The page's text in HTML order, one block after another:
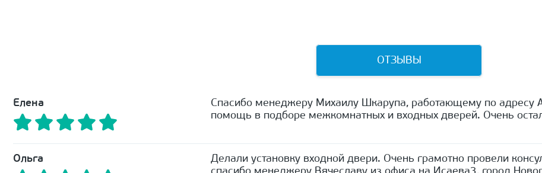
ОТЗЫВЫ
Елена
Спасибо менеджеру Михаилу Шкарупа, работающему по адресу
помощь в подборе межкомнатных и входных дверей. Очень
Ольга
Делали установку входной двери. Очень грамотно провели